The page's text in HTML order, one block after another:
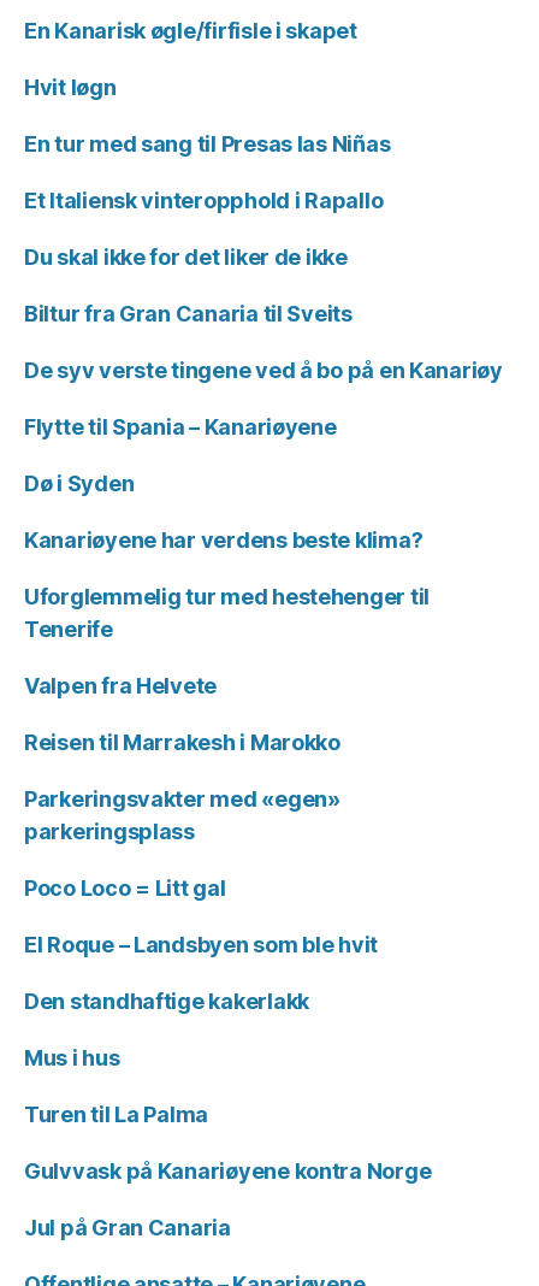
En Kanarisk øgle/firfisle i skapet
Hvit løgn
En tur med sang til Presas las Niñas
Et Italiensk vinteropphold i Rapallo
Du skal ikke for det liker de ikke
Biltur fra Gran Canaria til Sveits
De syv verste tingene ved å bo på en Kanariøy
Flytte til Spania – Kanariøyene
Dø i Syden
Kanariøyene har verdens beste klima?
Uforglemmelig tur med hestehenger til
Tenerife
Valpen fra Helvete
Reisen til Marrakesh i Marokko
Parkeringsvakter med «egen»
parkeringsplass
Poco Loco = Litt gal
El Roque – Landsbyen som ble hvit
Den standhaftige kakerlakk
Mus i hus
Turen til La Palma
Gulvvask på Kanariøyene kontra Norge
Jul på Gran Canaria